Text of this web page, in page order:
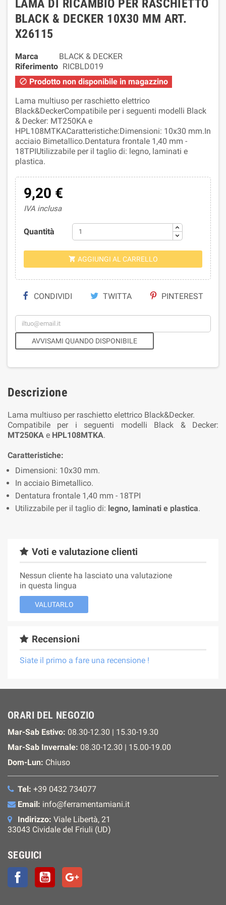
LAMA DI RICAMBIO PER RASCHIETTO
BLACK & DECKER 10X30 MM ART.
X26115
Marca
BLACK & DECKER
Riferimento RICBLD019
 Prodotto non disponibile in magazzino
Lama multiuso per raschietto elettrico
Black&DeckerCompatibile per i seguenti modelli Black
& Decker: MT250KA e
HPL108MTKACaratteristiche:Dimensioni: 10x30 mm.In
acciaio Bimetallico.Dentatura frontale 1,40 mm -
18TPIUtilizzabile per il taglio di: legno, laminati e
plastica.
9,20 €
IVA inclusa
Quantità
 AGGIUNGI AL CARRELLO
CONDIVIDI TWITTA PINTEREST
AVVISAMI QUANDO DISPONIBILE
Descrizione
Lama multiuso per raschietto elettrico Black&Decker.
Compatibile per i seguenti modelli Black & Decker:
MT250KA e HPL108MTKA.
Caratteristiche:
Dimensioni: 10x30 mm.
In acciaio Bimetallico.
Dentatura frontale 1,40 mm - 18TPI
Utilizzabile per il taglio di: legno, laminati e plastica.
Voti e valutazione clienti
Nessun cliente ha lasciato una valutazione
in questa lingua
VALUTARLO
Recensioni
Siate il primo a fare una recensione !
ORARI DEL NEGOZIO
Mar-Sab Estivo: 08.30-12.30 | 15.30-19.30
Mar-Sab Invernale: 08.30-12.30 | 15.00-19.00
Dom-Lun: Chiuso
Tel: +39 0432 734077
Email: info@ferramentamiani.it
Indirizzo: Viale Libertà, 21
33043 Cividale del Friuli (UD)
SEGUICI
FacebookYouTube